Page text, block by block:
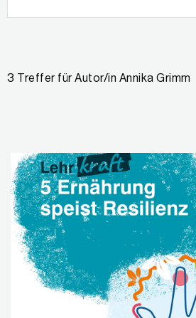
3 Treffer für Autor/in Annika Grimm